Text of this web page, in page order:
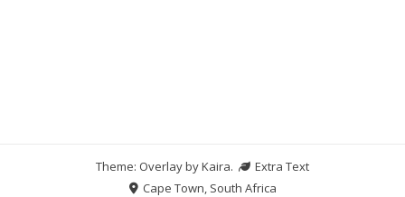
Theme: Overlay byKaira.
Extra Text
Cape Town, South Africa